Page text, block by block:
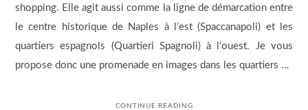
shopping. Elle agit aussi comme la ligne de démarcation entre
le centre historique de Naples à l’est (Spaccanapoli) et les
quartiers espagnols (Quartieri Spagnoli) à l’ouest. Je vous
propose donc une promenade en images dans les quartiers …
CONTINUE READING